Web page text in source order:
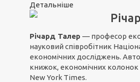
Детальніше
Річард Талер — професор
науковий співробітник
економічних досліджень.
книжок, економічних колонок
New York Times.